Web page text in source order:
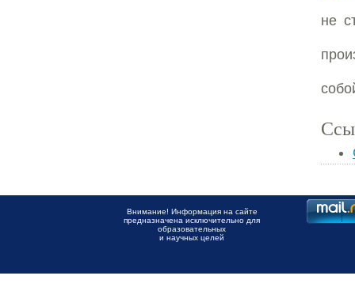
не
Внимание! Информация на сайте
предназначена исключительно для
образовательных
и научных целей